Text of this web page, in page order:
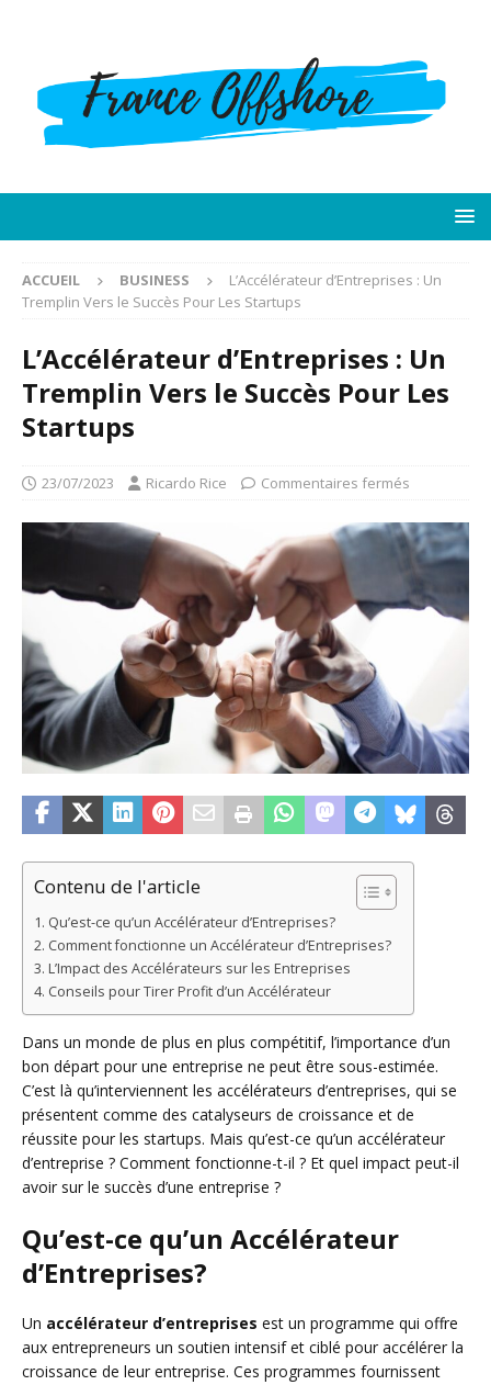
ACCUEIL BUSINESS
L’Accélérateur d’Entreprises : Un
Tremplin Vers le Succès Pour Les Startups
L’Accélérateur d’Entreprises : Un
Tremplin Vers le Succès Pour Les
Startups
23/07/2023 Ricardo Rice Commentaires fermés
Contenu de l'article
Qu’est-ce qu’un Accélérateur d’Entreprises?
Comment fonctionne un Accélérateur d’Entreprises?
L’Impact des Accélérateurs sur les Entreprises
Conseils pour Tirer Profit d’un Accélérateur
Dans un monde de plus en plus compétitif, l’importance d’un
bon départ pour une entreprise ne peut être sous-estimée.
C’est là qu’interviennent les accélérateurs d’entreprises, qui se
présentent comme des catalyseurs de croissance et de
réussite pour les startups. Mais qu’est-ce qu’un accélérateur
d’entreprise ? Comment fonctionne-t-il ? Et quel impact peut-il
avoir sur le succès d’une entreprise ?
Qu’est-ce qu’un Accélérateur
d’Entreprises?
Un accélérateur d’entreprises est un programme qui offre
aux entrepreneurs un soutien intensif et ciblé pour accélérer la
croissance de leur entreprise. Ces programmes fournissent